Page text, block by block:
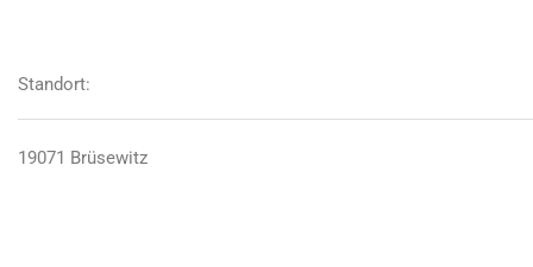
Standort:
19071 Brüsewitz